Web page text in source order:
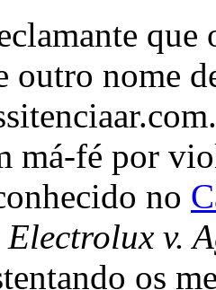
outro nome
má-fé por
no
v.
os